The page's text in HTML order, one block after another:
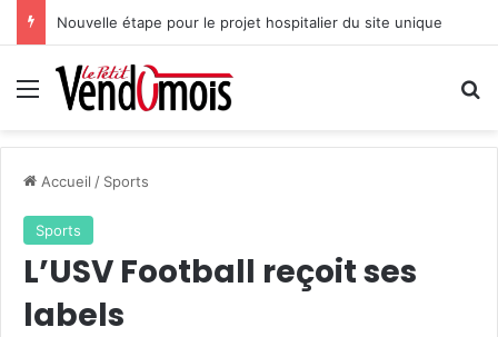
Nouvelle étape pour le projet hospitalier du site unique
Menu
Accueil / Sports
Sports
L’USV Football reçoit ses
labels